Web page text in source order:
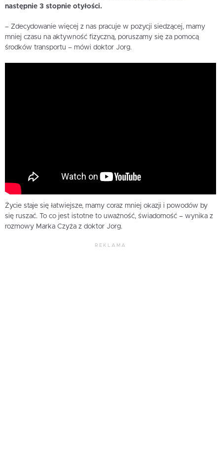
następnie 3 stopnie otyłości.
– Zdecydowanie więcej z nas pracuje w pozycji siedzącej, mamy
mniej czasu na aktywność fizyczną, poruszamy się za pomocą
środków transportu – mówi doktor Jorg.
Życie staje się łatwiejsze, mamy coraz mniej okazji i powodów by
się ruszać. To co jest istotne to uważność, świadomość – wynika z
rozmowy Marka Czyża z doktor Jorg.
REKLAMA